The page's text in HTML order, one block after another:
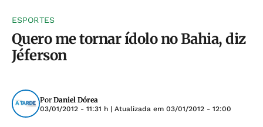
ESPORTES
Quero me tornar ídolo no Bahia, diz
Jéferson
Por Daniel Dórea
03/01/2012 - 11:31 h | Atualizada em 03/01/2012 - 12:00